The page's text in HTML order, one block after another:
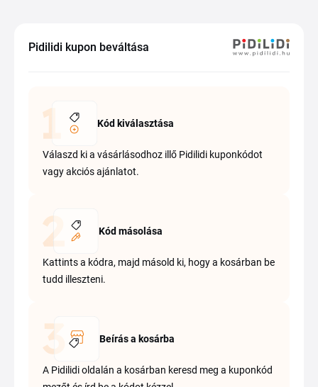
Pidilidi kupon beváltása
Kód kiválasztása
Válaszd ki a vásárlásodhoz illő Pidilidi kuponkódot
vagy akciós ajánlatot.
Kód másolása
Kattints a kódra, majd másold ki, hogy a kosárban be
tudd illeszteni.
Beírás a kosárba
A Pidilidi oldalán a kosárban keresd meg a kuponkód